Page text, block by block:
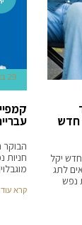
חדש
יקל
לתג
נפש
29 בנובמבר 2017
הבוקר
חניות
קרא